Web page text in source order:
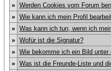
» Werden Cookies vom Forum
» Wie kann ich mein Profil
» Was kann ich tun, wenn ich
» Wofür ist die Signatur?
» Wie bekomme ich ein Bild unter
» Was ist die Freunde-Liste und